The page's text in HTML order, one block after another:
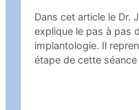
Dans cet article le Dr.
explique le pas à pas
implantologie. Il
étape de cette